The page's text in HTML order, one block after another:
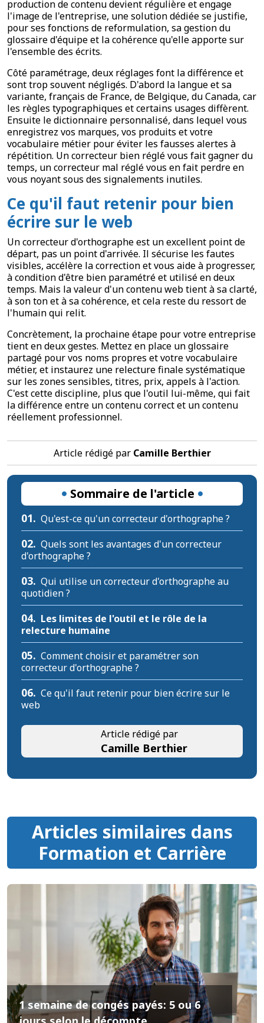
production de contenu devient régulière et engage
l'image de l'entreprise, une solution dédiée se justifie,
pour ses fonctions de reformulation, sa gestion du
glossaire d'équipe et la cohérence qu'elle apporte sur
l'ensemble des écrits.
Côté paramétrage, deux réglages font la différence et
sont trop souvent négligés. D'abord la langue et sa
variante, français de France, de Belgique, du Canada, car
les règles typographiques et certains usages diffèrent.
Ensuite le dictionnaire personnalisé, dans lequel vous
enregistrez vos marques, vos produits et votre
vocabulaire métier pour éviter les fausses alertes à
répétition. Un correcteur bien réglé vous fait gagner du
temps, un correcteur mal réglé vous en fait perdre en
vous noyant sous des signalements inutiles.
Ce qu'il faut retenir pour bien
écrire sur le web
Un correcteur d'orthographe est un excellent point de
départ, pas un point d'arrivée. Il sécurise les fautes
visibles, accélère la correction et vous aide à progresser,
à condition d'être bien paramétré et utilisé en deux
temps. Mais la valeur d'un contenu web tient à sa clarté,
à son ton et à sa cohérence, et cela reste du ressort de
l'humain qui relit.
Concrètement, la prochaine étape pour votre entreprise
tient en deux gestes. Mettez en place un glossaire
partagé pour vos noms propres et votre vocabulaire
métier, et instaurez une relecture finale systématique
sur les zones sensibles, titres, prix, appels à l'action.
C'est cette discipline, plus que l'outil lui-même, qui fait
la différence entre un contenu correct et un contenu
réellement professionnel.
Article rédigé par Camille Berthier
Sommaire de l'article
01. Qu'est-ce qu'un correcteur d'orthographe ?
02. Quels sont les avantages d'un correcteur
d'orthographe ?
03. Qui utilise un correcteur d'orthographe au
quotidien ?
04. Les limites de l'outil et le rôle de la
relecture humaine
05. Comment choisir et paramétrer son
correcteur d'orthographe ?
06. Ce qu'il faut retenir pour bien écrire sur le
web
Article rédigé par
Camille Berthier
Articles similaires dans
Formation et Carrière
1 semaine de congés payés: 5 ou 6